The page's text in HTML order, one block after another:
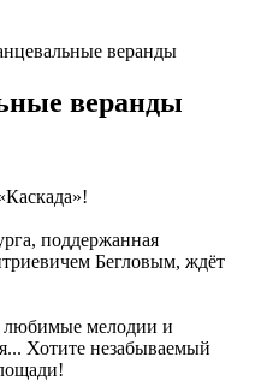
веранды
веранды
поддержанная
Бегловым, ждёт
любимые мелодии и
Хотите незабываемый